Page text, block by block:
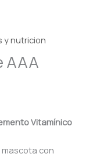
y nutricion
AAA
Vitamínico
con